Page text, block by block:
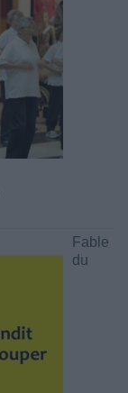
Fable
du